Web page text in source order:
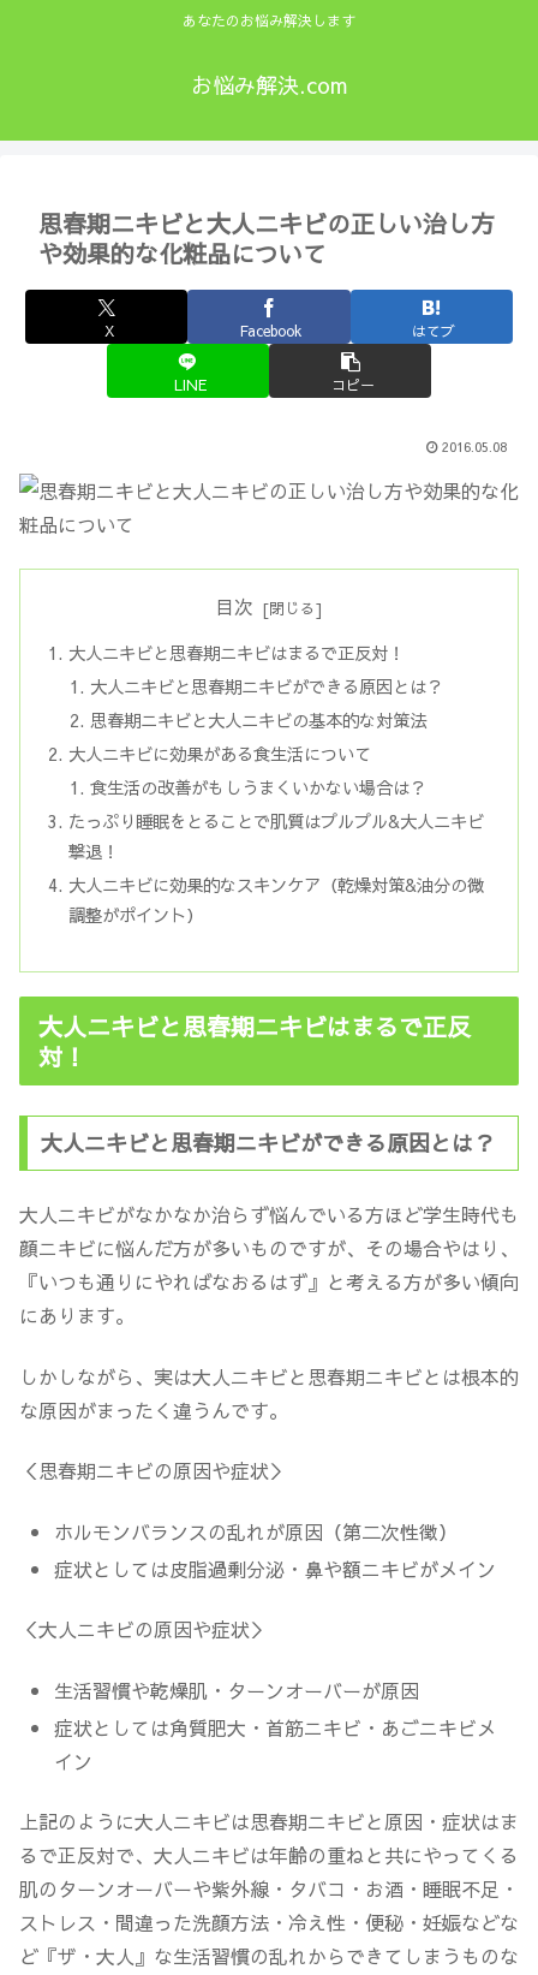
あなたのお悩み解決します
お悩み解決.com
思春期ニキビと大人ニキビの正しい治し方
や効果的な化粧品について
X Facebook はてブ
LINE コピー
2016.05.08
目次
大人ニキビと思春期ニキビはまるで正反対！
大人ニキビと思春期ニキビができる原因とは？
思春期ニキビと大人ニキビの基本的な対策法
大人ニキビに効果がある食生活について
食生活の改善がもしうまくいかない場合は？
たっぷり睡眠をとることで肌質はプルプル&大人ニキビ
撃退！
大人ニキビに効果的なスキンケア（乾燥対策&油分の微
調整がポイント）
大人ニキビと思春期ニキビはまるで正反
対！
大人ニキビと思春期ニキビができる原因とは？
大人ニキビがなかなか治らず悩んでいる方ほど学生時代も
顔ニキビに悩んだ方が多いものですが、その場合やはり、
『いつも通りにやればなおるはず』と考える方が多い傾向
にあります。
しかしながら、実は大人ニキビと思春期ニキビとは根本的
な原因がまったく違うんです。
＜思春期ニキビの原因や症状＞
ホルモンバランスの乱れが原因（第二次性徴）
症状としては皮脂過剰分泌・鼻や額ニキビがメイン
＜大人ニキビの原因や症状＞
生活習慣や乾燥肌・ターンオーバーが原因
症状としては角質肥大・首筋ニキビ・あごニキビメ
イン
上記のように大人ニキビは思春期ニキビと原因・症状はま
るで正反対で、大人ニキビは年齢の重ねと共にやってくる
肌のターンオーバーや紫外線・タバコ・お酒・睡眠不足・
ストレス・間違った洗顔方法・冷え性・便秘・妊娠などな
ど『ザ・大人』な生活習慣の乱れからできてしまうものな